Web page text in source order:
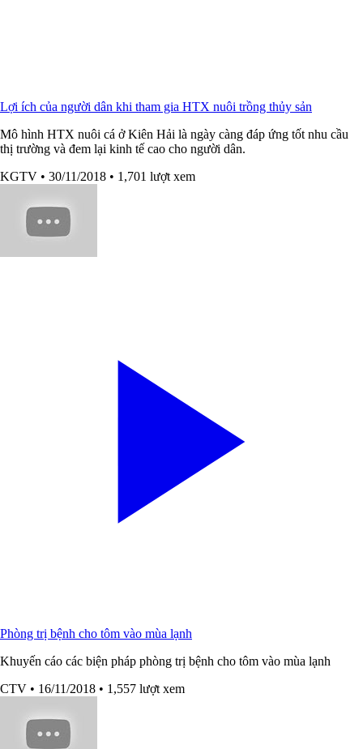
Lợi ích của người dân khi tham gia HTX nuôi trồng thủy sản
Mô hình HTX nuôi cá ở Kiên Hải là ngày càng đáp ứng tốt nhu cầu
thị trường và đem lại kinh tế cao cho người dân.
KGTV • 30/11/2018 • 1,701 lượt xem
Phòng trị bệnh cho tôm vào mùa lạnh
Khuyến cáo các biện pháp phòng trị bệnh cho tôm vào mùa lạnh
CTV • 16/11/2018 • 1,557 lượt xem